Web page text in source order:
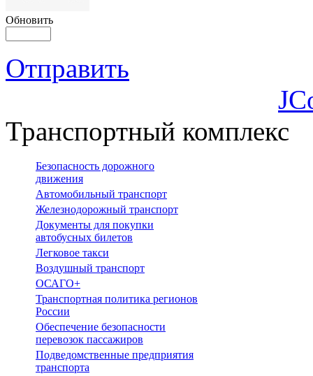
Обновить
Отправить
Транспортный комплекс
Безопасность дорожного
движения
Автомобильный транспорт
Железнодорожный транспорт
Документы для покупки
автобусных билетов
Легковое такси
Воздушный транспорт
ОСАГО+
Транспортная политика регионов
России
Обеспечение безопасности
перевозок пассажиров
Подведомственные предприятия
транспорта